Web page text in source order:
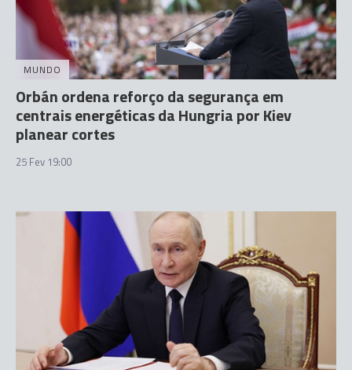
MUNDO
Orbán ordena reforço da segurança em
centrais energéticas da Hungria por Kiev
planear cortes
25 Fev 19:00